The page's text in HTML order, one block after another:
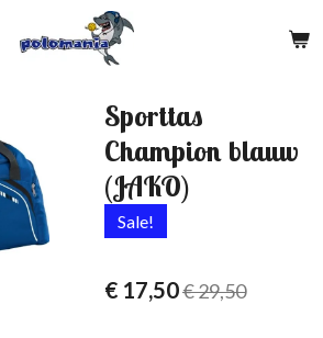
Sporttas
Champion blauw
(JAKO)
Sale!
€ 17,50€ 29,50